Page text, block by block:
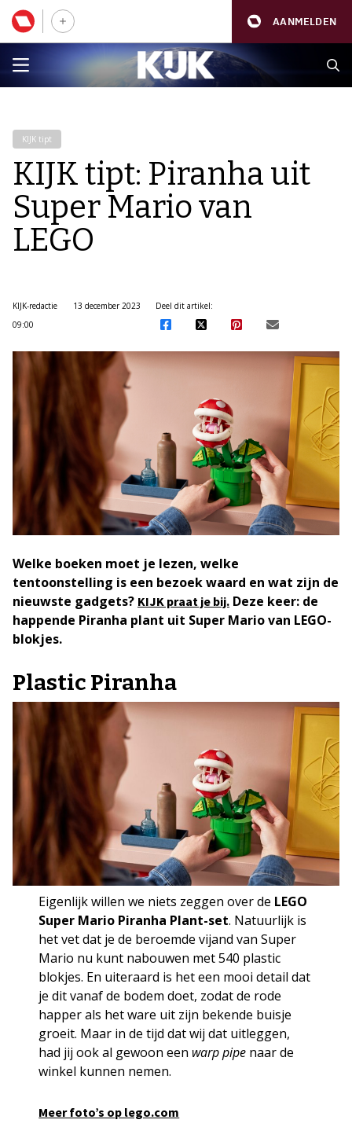
AANMELDEN
KIJK tipt
KIJK tipt: Piranha uit
Super Mario van
LEGO
KIJK-redactie
13 december 2023
09:00
Deel dit artikel:
Welke boeken moet je lezen, welke
tentoonstelling is een bezoek waard en wat zijn de
nieuwste gadgets? KIJK praat je bij. Deze keer: de
happende Piranha plant uit Super Mario van LEGO-
blokjes.
Plastic Piranha
Eigenlijk willen we niets zeggen over de LEGO
Super Mario Piranha Plant-set. Natuurlijk is
het vet dat je de beroemde vijand van Super
Mario nu kunt nabouwen met 540 plastic
blokjes. En uiteraard is het een mooi detail dat
je dit vanaf de bodem doet, zodat de rode
happer als het ware uit zijn bekende buisje
groeit. Maar in de tijd dat wij dat uitleggen,
had jij ook al gewoon een warp pipe naar de
winkel kunnen nemen.
Meer foto’s op lego.com